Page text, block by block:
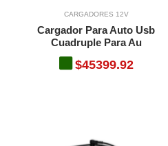
CARGADORES 12V
Cargador Para Auto Usb
Cuadruple Para Au
$45399.92